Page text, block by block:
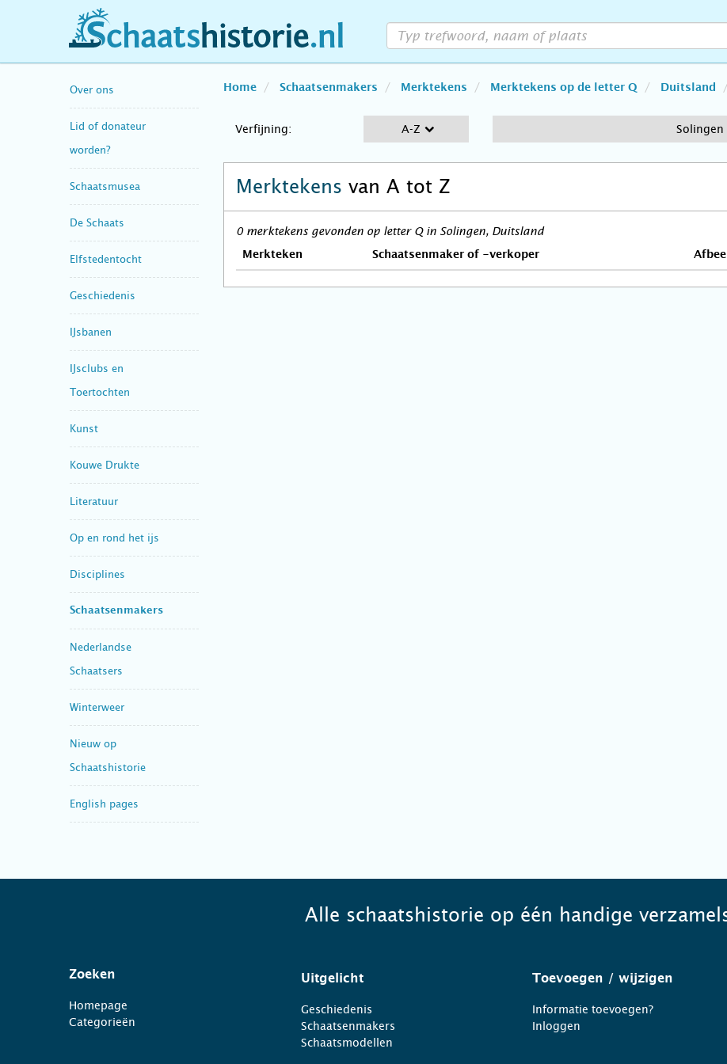
schaatshistorie.nl
Over ons
Lid of donateur
worden?
Schaatsmusea
De Schaats
Elfstedentocht
Geschiedenis
IJsbanen
IJsclubs en
Toertochten
Kunst
Kouwe Drukte
Literatuur
Op en rond het ijs
Disciplines
Schaatsenmakers
Nederlandse
Schaatsers
Winterweer
Nieuw op
Schaatshistorie
English pages
Home Schaatsenmakers Merktekens Merktekens op de letter Q Duitsland
Verfijning: A-Z Solingen
Merktekens van A tot Z
0 merktekens gevonden op letter Q in Solingen, Duitsland
Merkteken Schaatsenmaker of -verkoper
Alle schaatshistorie op één handige
Zoeken
Homepage
Categorieën
Uitgelicht
Geschiedenis
Schaatsenmakers
Schaatsmodellen
Toevoegen / wijzigen
Informatie toevoegen?
Inloggen